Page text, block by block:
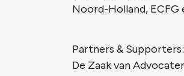
Noord-Holland, ECFG
Partners &
De Zaak van